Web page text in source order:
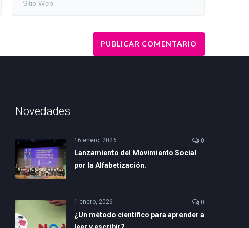
Novedades
16 enero, 2026 0
Lanzamiento del Movimiento Social
por la Alfabetización.
1 enero, 2026 0
¿Un método científico para aprender a